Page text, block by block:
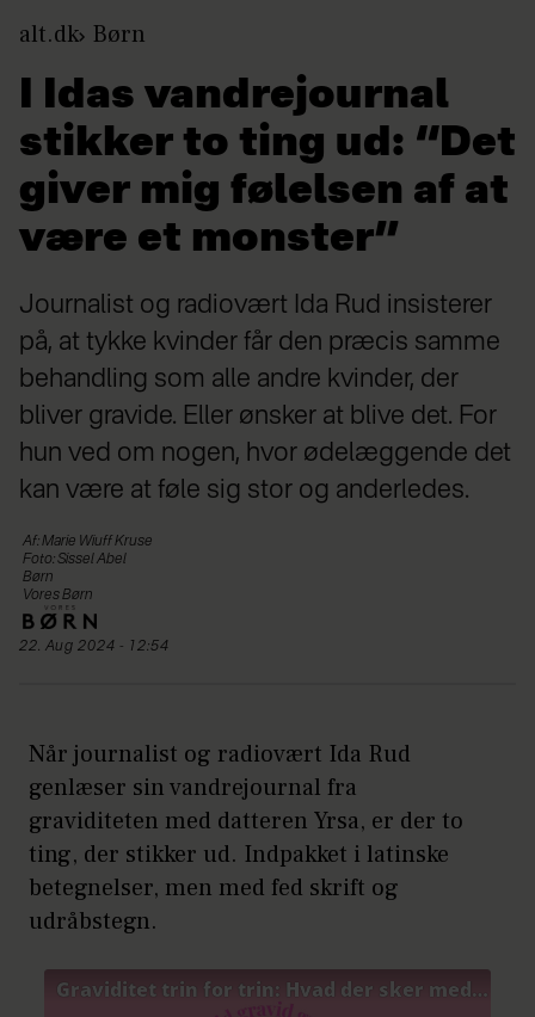
alt.dk Børn
I Idas vandrejournal
stikker to ting ud: “Det
giver mig følelsen af at
være et monster”
Journalist og radiovært Ida Rud insisterer
på, at tykke kvinder får den præcis samme
behandling som alle andre kvinder, der
bliver gravide. Eller ønsker at blive det. For
hun ved om nogen, hvor ødelæggende det
kan være at føle sig stor og anderledes.
Af: Marie Wiuff Kruse
Foto: Sissel Abel
Børn
Vores Børn
22. Aug 2024 - 12:54
Når journalist og radiovært Ida Rud
genlæser sin vandrejournal fra
graviditeten med datteren Yrsa, er der to
ting, der stikker ud. Indpakket i latinske
betegnelser, men med fed skrift og
udråbstegn.